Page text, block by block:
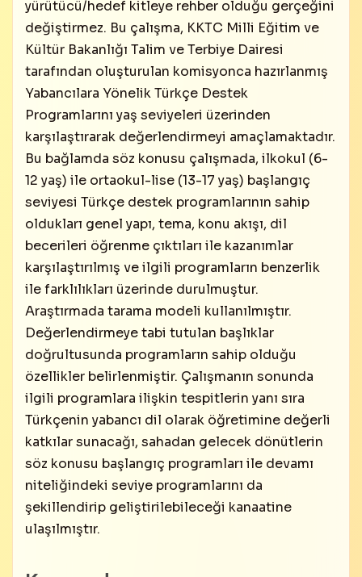
yürütücü/hedef kitleye rehber olduğu gerçeğini
değiştirmez. Bu çalışma, KKTC Milli Eğitim ve
Kültür Bakanlığı Talim ve Terbiye Dairesi
tarafından oluşturulan komisyonca hazırlanmış
Yabancılara Yönelik Türkçe Destek
Programlarını yaş seviyeleri üzerinden
karşılaştırarak değerlendirmeyi amaçlamaktadır.
Bu bağlamda söz konusu çalışmada, ilkokul (6-
12 yaş) ile ortaokul-lise (13-17 yaş) başlangıç
seviyesi Türkçe destek programlarının sahip
oldukları genel yapı, tema, konu akışı, dil
becerileri öğrenme çıktıları ile kazanımlar
karşılaştırılmış ve ilgili programların benzerlik
ile farklılıkları üzerinde durulmuştur.
Araştırmada tarama modeli kullanılmıştır.
Değerlendirmeye tabi tutulan başlıklar
doğrultusunda programların sahip olduğu
özellikler belirlenmiştir. Çalışmanın sonunda
ilgili programlara ilişkin tespitlerin yanı sıra
Türkçenin yabancı dil olarak öğretimine değerli
katkılar sunacağı, sahadan gelecek dönütlerin
söz konusu başlangıç programları ile devamı
niteliğindeki seviye programlarını da
şekillendirip geliştirilebileceği kanaatine
ulaşılmıştır.